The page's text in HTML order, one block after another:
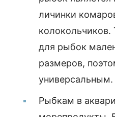
личинки
для рыбок
размеров,
универсальным.
Рыбкам в